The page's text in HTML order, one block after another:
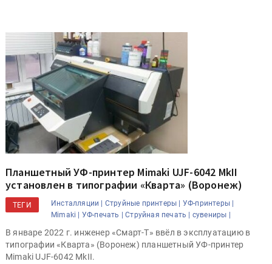
Планшетный УФ-принтер Mimaki UJF-6042 MkII
установлен в типографии «Кварта» (Воронеж)
ТЕГИ Инсталляции | Струйные принтеры |
УФ-принтеры |
Mimaki |
УФ-печать | Струйная печать | сувениры |
В январе 2022 г. инженер «Смарт-Т» ввёл в эксплуатацию в
типографии «Кварта» (Воронеж) планшетный УФ-принтер
Mimaki UJF-6042 MkII.